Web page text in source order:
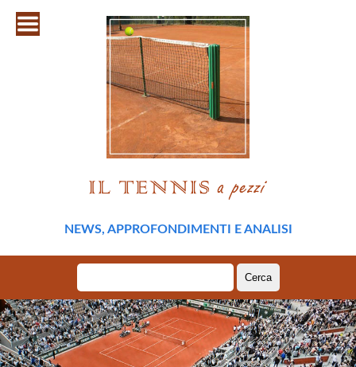
NEWS, APPROFONDIMENTI E ANALISI
per: